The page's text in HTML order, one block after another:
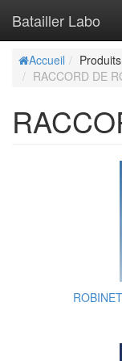
Batailler Labo
Accueil Produits
RACCORD DE